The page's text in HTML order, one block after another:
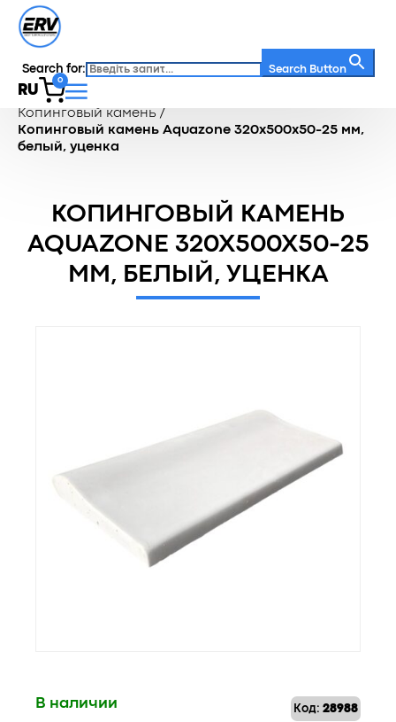
Search for: Search Button
RU
0
Главная / Каталог
Копинговый камень /
Копинговый камень Aquazone 320x500x50-25 мм,
белый, уценка
КОПИНГОВЫЙ КАМЕНЬ
AQUAZONE 320X500X50-25
ММ, БЕЛЫЙ, УЦЕНКА
Код: 28988
В наличии